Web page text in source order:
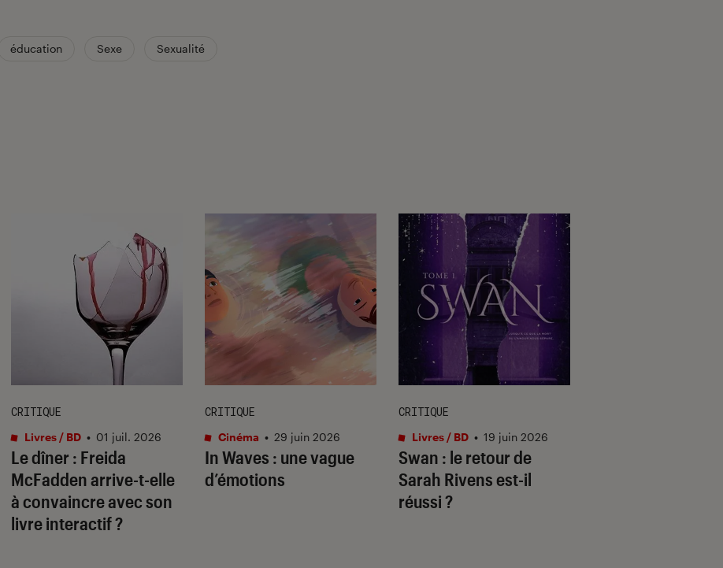
éducation Sexe Sexualité
Le dîner : Freida
McFadden arrive-t-elle
à convaincre avec son
livre interactif ?
CRITIQUE
Livres / BD • 01 juil. 2026
In Waves : une vague
d’émotions
CRITIQUE
Cinéma • 29 juin 2026
Swan : le retour de
Sarah Rivens est-il
réussi ?
CRITIQUE
Livres / BD • 19 juin 2026